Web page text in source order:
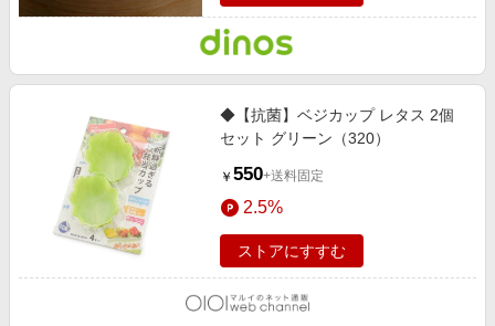
◆【抗菌】ベジカップ レタス 2個
セット グリーン（320）
￥ 550+送料固定
2.5%
ストアにすすむ